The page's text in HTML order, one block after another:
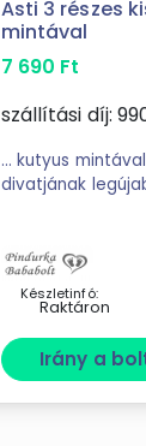
Asti 3 részes
mintával
7 690 Ft
szállítási díj:
... kutyus mintával A kisfiúk
divatjának
Magyarországról
összeállításban
Készletinfó:
Raktáron
Irány a